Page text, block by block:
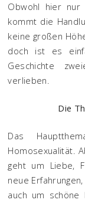
Obwohl hier nur
kommt die
keine großen
doch ist es
Geschichte
verlieben.
Die
Das
Homosexualität.
geht um Liebe,
neue
auch um schöne